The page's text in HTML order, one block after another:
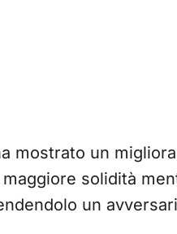
mostrato un
solidità
un